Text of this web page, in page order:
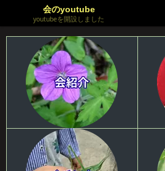
会のyoutube
youtubeを開設しました